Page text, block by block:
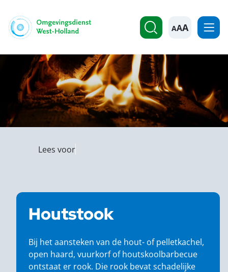
A
Lees voor
Houtstook
Bij het aansteken van de hout- of pelletkachel,
open haard, vuurkorf of houtskoolbarbecue
ontstaat er rook. Die rook bevat schadelijke